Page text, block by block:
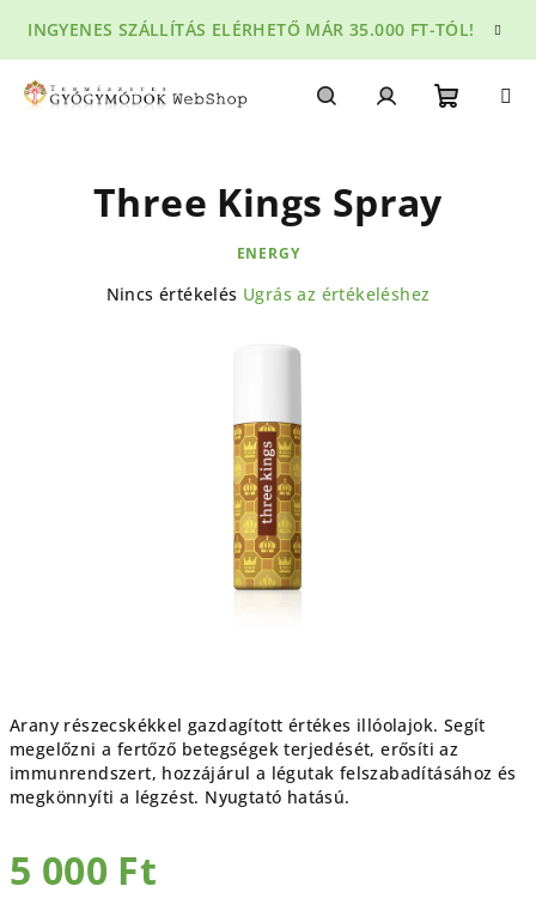
fő
tartalomhoz
INGYENES SZÁLLÍTÁS ELÉRHETŐ MÁR 35.000 FT-TÓL!
Arany részecskékkel gazdagított értékes illóolajok. Segít
megelőzni a fertőző betegségek terjedését, erősíti az
immunrendszert, hozzájárul a légutak felszabadításához és
megkönnyíti a légzést. Nyugtató hatású.
5 000 Ft
Three Kings Spray
ENERGY
A
Nincs értékelés Ugrás az értékeléshez